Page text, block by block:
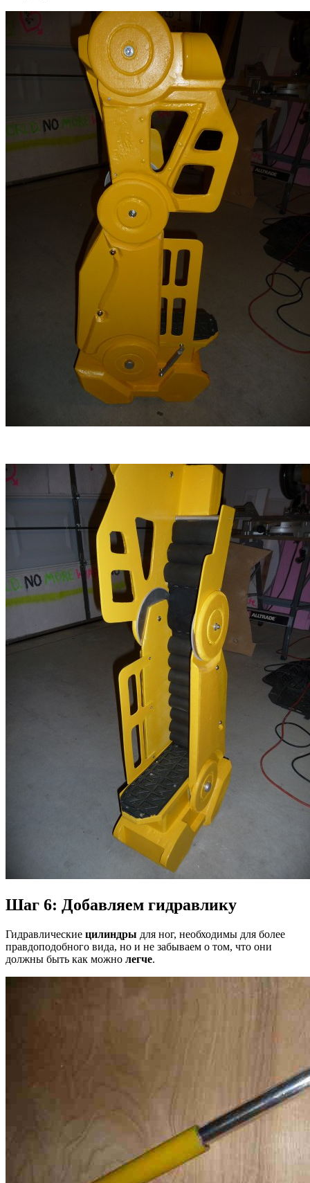
Шаг 6: Добавляем гидравлику
Гидравлические цилиндры для ног, необходимы для более
правдоподобного вида, но и не забываем о том, что они
должны быть как можно легче.